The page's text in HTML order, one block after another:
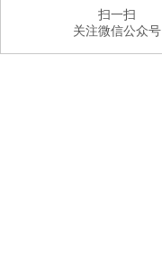
扫一扫
关注微信公众号